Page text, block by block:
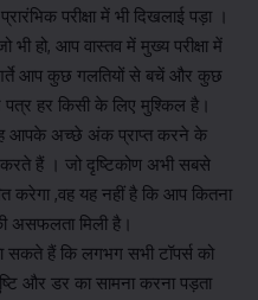
परीक्षा में भी दिखलाई पड़ा ।
हो, आप वास्तव में मुख्य परीक्षा में
आप कुछ गलतियों से बचें और कुछ
हर किसी के लिए मुश्किल है।
आपके अच्छे अंक प्राप्त करने के
हैं । जो दृष्टिकोण अभी सबसे
करेगा ,वह यह नहीं है कि आप कितना
असफलता मिली है।
हैं कि लगभग सभी टॉपर्स को
और डर का सामना करना पड़ता